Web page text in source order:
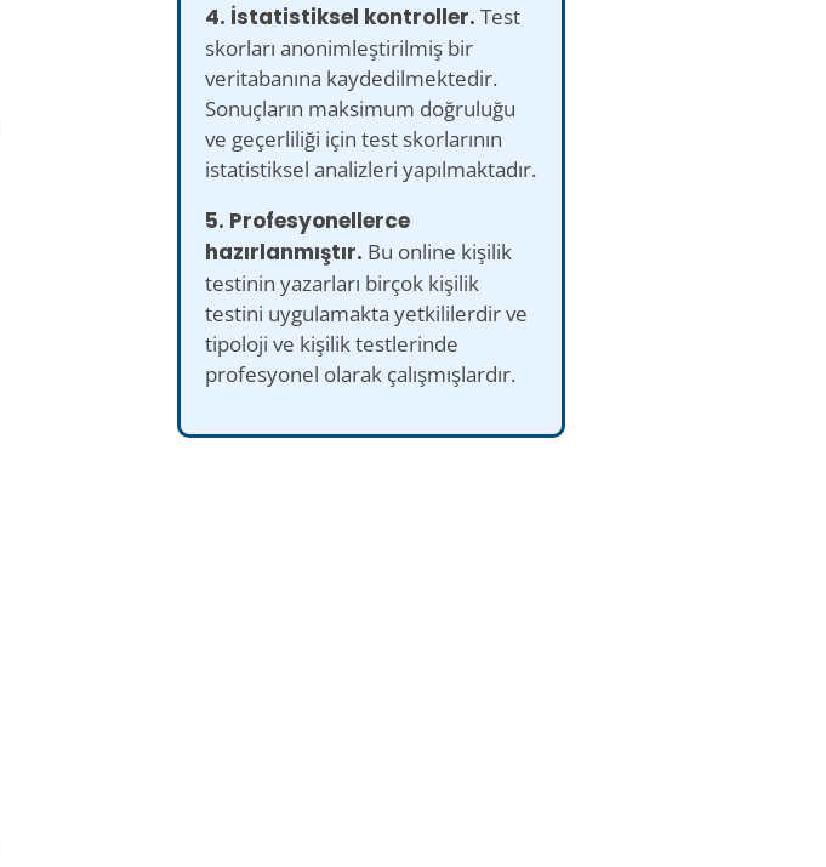
4. İstatistiksel kontroller. Test
skorları anonimleştirilmiş bir
veritabanına kaydedilmektedir.
Sonuçların maksimum doğruluğu
ve geçerliliği için test skorlarının
istatistiksel analizleri yapılmaktadır.
5. Profesyonellerce
hazırlanmıştır. Bu online kişilik
testinin yazarları birçok kişilik
testini uygulamakta yetkililerdir ve
tipoloji ve kişilik testlerinde
profesyonel olarak çalışmışlardır.